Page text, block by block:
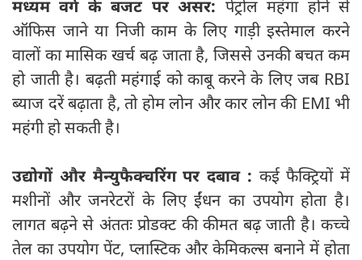
मध्यम वर्ग के बजट पर असर: पेट्रोल महंगा होने से
ऑफिस जाने या निजी काम के लिए गाड़ी इस्तेमाल करने
वालों का मासिक खर्च बढ़ जाता है, जिससे उनकी बचत कम
हो जाती है। बढ़ती महंगाई को काबू करने के लिए जब RBI
ब्याज दरें बढ़ाता है, तो होम लोन और कार लोन की EMI भी
महंगी हो सकती है।
उद्योगों और मैन्युफैक्चरिंग पर दबाव : कई फैक्ट्रियों में
मशीनों और जनरेटरों के लिए ईंधन का उपयोग होता है।
लागत बढ़ने से अंततः प्रोडक्ट की कीमत बढ़ जाती है। कच्चे
तेल का उपयोग पेंट, प्लास्टिक और केमिकल्स बनाने में होता